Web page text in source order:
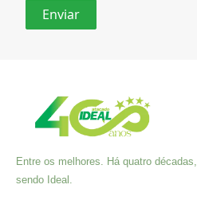
Entre os melhores. Há quatro décadas,
sendo Ideal.